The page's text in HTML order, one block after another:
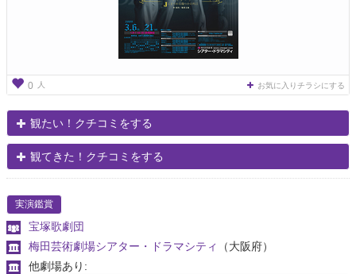
0 人 お気に入りチラシにする
観たい！クチコミをする
観てきた！クチコミをする
実演鑑賞
宝塚歌劇団
梅田芸術劇場シアター・ドラマシティ
（大阪府）
他劇場あり: